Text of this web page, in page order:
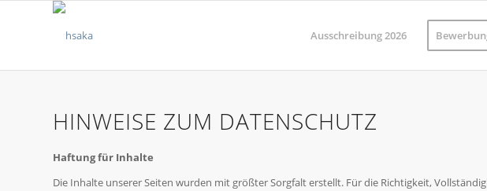
Ausschreibung 2026
HINWEISE ZUM DATENSCHUTZ
Haftung für Inhalte
Die Inhalte unserer Seiten wurden mit größter Sorgfalt erstellt. Für die Richtigkeit,